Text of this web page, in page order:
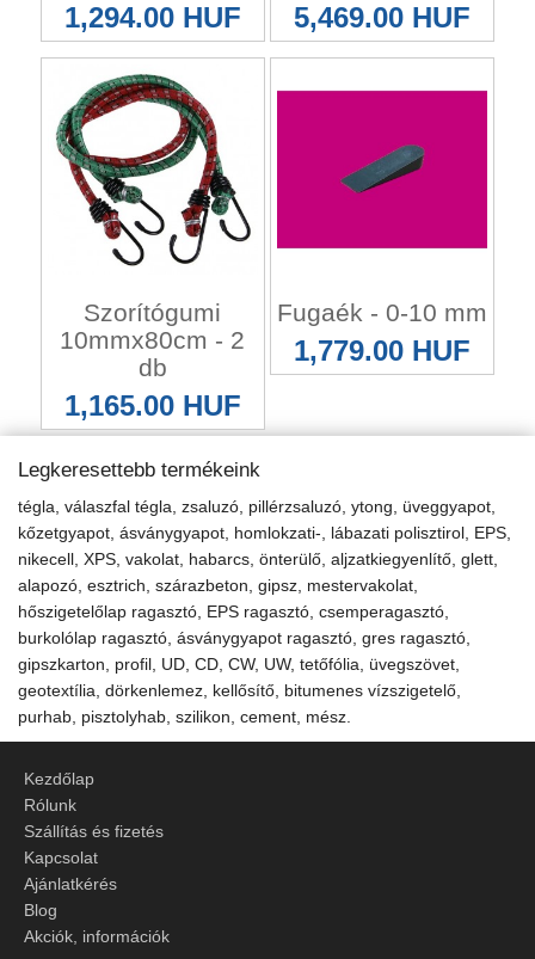
1,294.00 HUF 5,469.00 HUF
Szorítógumi
10mmx80cm - 2
db
1,165.00 HUF
Fugaék - 0-10 mm
1,779.00 HUF
Legkeresettebb termékeink
tégla, válaszfal tégla, zsaluzó, pillérzsaluzó, ytong, üveggyapot,
kőzetgyapot, ásványgyapot, homlokzati-, lábazati polisztirol, EPS,
nikecell, XPS, vakolat, habarcs, önterülő, aljzatkiegyenlítő, glett,
alapozó, esztrich, szárazbeton, gipsz, mestervakolat,
hőszigetelőlap ragasztó, EPS ragasztó, csemperagasztó,
burkolólap ragasztó, ásványgyapot ragasztó, gres ragasztó,
gipszkarton, profil, UD, CD, CW, UW, tetőfólia, üvegszövet,
geotextília, dörkenlemez, kellősítő, bitumenes vízszigetelő,
purhab, pisztolyhab, szilikon, cement, mész.
Kezdőlap
Rólunk
Szállítás és fizetés
Kapcsolat
Ajánlatkérés
Blog
Akciók, információk